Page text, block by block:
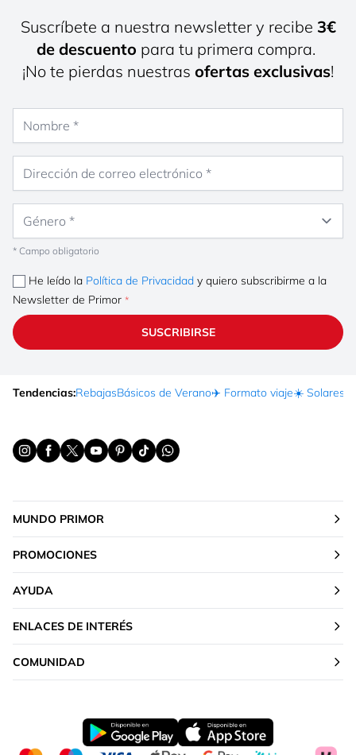
Suscríbete a nuestra newsletter y recibe 3€
de descuento para tu primera compra.
¡No te pierdas nuestras ofertas exclusivas!
* Campo obligatorio
He leído la Política de Privacidad y quiero subscribirme a la
Newsletter de Primor
SUSCRIBIRSE
Tendencias:RebajasBásicos de Verano✈️ Formato viaje☀️ Solares
MUNDO PRIMOR
PROMOCIONES
AYUDA
ENLACES DE INTERÉS
COMUNIDAD